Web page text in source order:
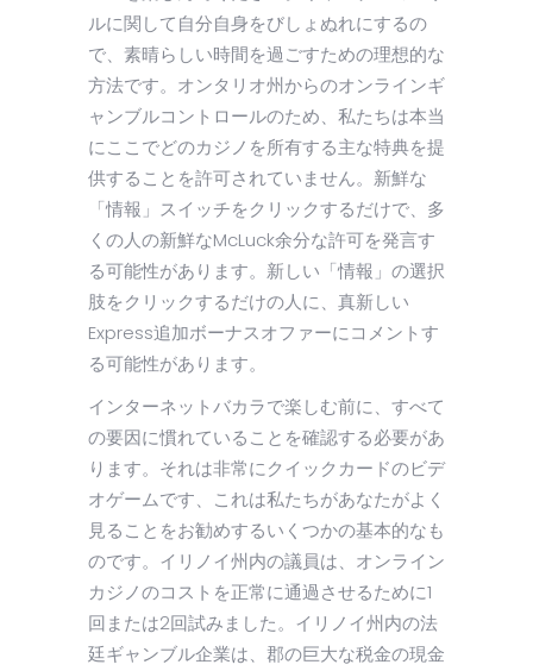
ルに関して自分自身をびしょぬれにするの
で、素晴らしい時間を過ごすための理想的な
方法です。オンタリオ州からのオンラインギ
ャンブルコントロールのため、私たちは本当
にここでどのカジノを所有する主な特典を提
供することを許可されていません。新鮮な
「情報」スイッチをクリックするだけで、多
くの人の新鮮なMcLuck余分な許可を発言す
る可能性があります。新しい「情報」の選択
肢をクリックするだけの人に、真新しい
Express追加ボーナスオファーにコメントす
る可能性があります。
インターネットバカラで楽しむ前に、すべて
の要因に慣れていることを確認する必要があ
ります。それは非常にクイックカードのビデ
オゲームです、これは私たちがあなたがよく
見ることをお勧めするいくつかの基本的なも
のです。イリノイ州内の議員は、オンライン
カジノのコストを正常に通過させるために1
回または2回試みました。イリノイ州内の法
廷ギャンブル企業は、郡の巨大な税金の現金